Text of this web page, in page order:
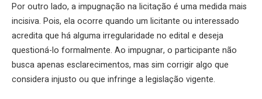
Por outro lado, a impugnação na licitação é uma medida mais
incisiva. Pois, ela ocorre quando um licitante ou interessado
acredita que há alguma irregularidade no edital e deseja
questioná-lo formalmente. Ao impugnar, o participante não
busca apenas esclarecimentos, mas sim corrigir algo que
considera injusto ou que infringe a legislação vigente.